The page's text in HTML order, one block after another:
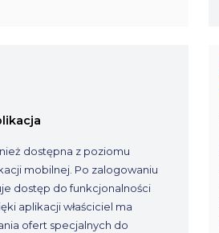
dostępna z poziomu
mobilnej. Po zalogowaniu
dostęp do funkcjonalności
aplikacji właściciel ma
ofert specjalnych do